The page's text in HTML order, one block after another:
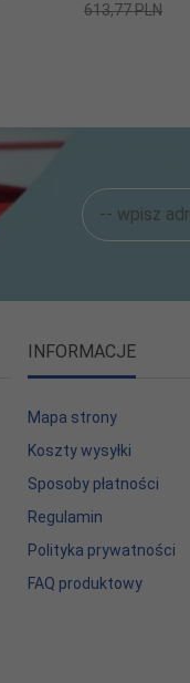
613,77 PLN
INFORMACJE
Mapa strony
Koszty wysyłki
Sposoby płatności
Regulamin
Polityka prywatności
FAQ produktowy